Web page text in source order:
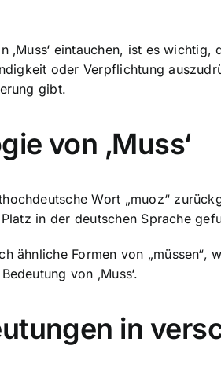
eintauchen, ist es
oder Verpflichtung
gibt.
von ‚Muss‘
Wort „muoz“
in der deutschen Sprache
ähnliche Formen von „müssen“,
von ‚Muss‘.
in